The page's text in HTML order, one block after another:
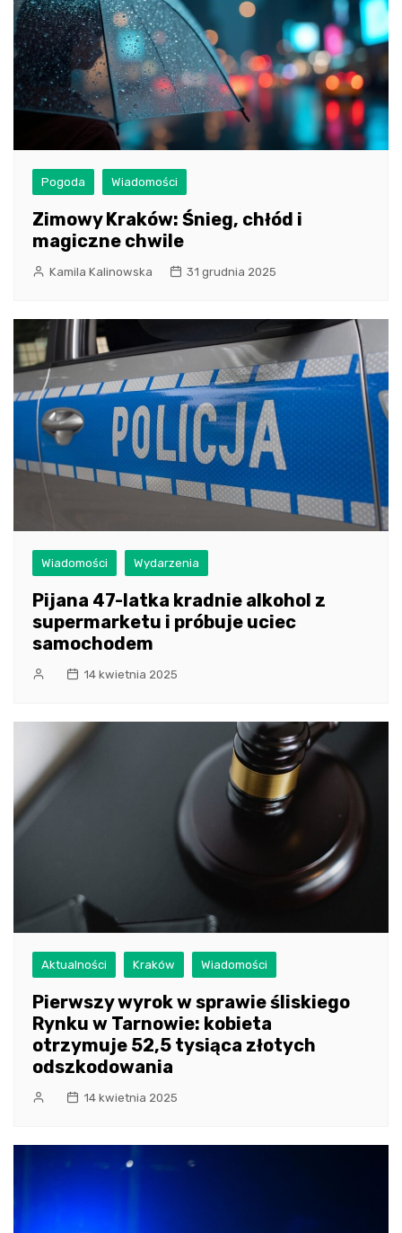
Pogoda Wiadomości
Zimowy Kraków: Śnieg, chłód i
magiczne chwile
Kamila Kalinowska 31 grudnia 2025
Wiadomości Wydarzenia
Pijana 47-latka kradnie alkohol z
supermarketu i próbuje uciec
samochodem
14 kwietnia 2025
Aktualności Kraków Wiadomości
Pierwszy wyrok w sprawie śliskiego
Rynku w Tarnowie: kobieta
otrzymuje 52,5 tysiąca złotych
odszkodowania
14 kwietnia 2025